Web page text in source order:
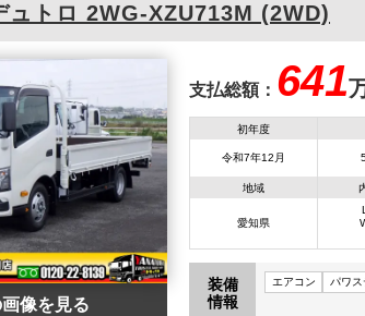
ュトロ 2WG-XZU713M (2WD)
像を見る
支払総額： 641
初年度
令和7年12月
地域
愛知県
装備
情報
エアコン パワス